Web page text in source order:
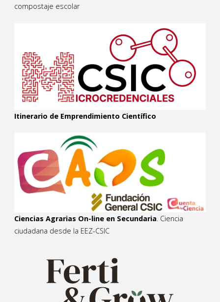
compostaje escolar
Itinerario de Emprendimiento Científico
Ciencias Agrarias On-line en Secundaria. Ciencia
ciudadana desde la EEZ-CSIC